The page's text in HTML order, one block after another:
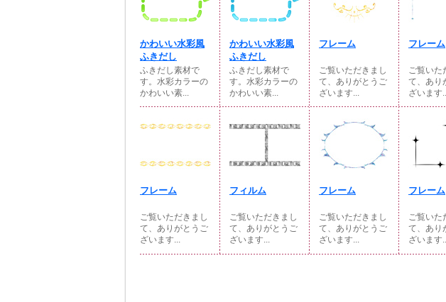
かわいい水彩風
ふきだし
ふきだし素材で
す。水彩カラーの
かわいい素...
かわいい水彩風
ふきだし
ふきだし素材で
す。水彩カラーの
かわいい素...
フレーム
ご覧いただきまし
て、ありがとうご
ざいます...
フレーム
ご覧いた
て、あり
ざいます
フレーム
ご覧いただきまし
て、ありがとうご
ざいます...
フィルム
ご覧いただきまし
て、ありがとうご
ざいます...
フレーム
ご覧いただきまし
て、ありがとうご
ざいます...
フレーム
ご覧いた
て、あり
ざいます